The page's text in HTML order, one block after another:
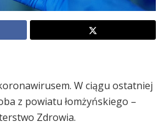
W ciągu ostatniej
z powiatu łomżyńskiego –
Zdrowia.